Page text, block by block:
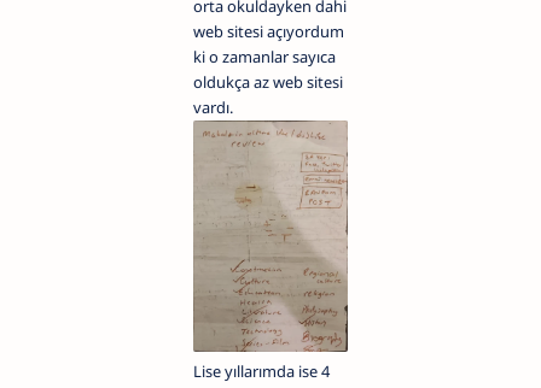
orta okuldayken dahi
web sitesi açıyordum
ki o zamanlar sayıca
oldukça az web sitesi
vardı.
Lise yıllarımda ise 4